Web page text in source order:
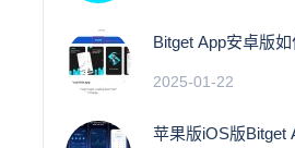
Bitget App安卓版
2025-01-22
苹果版iOS版Bitget